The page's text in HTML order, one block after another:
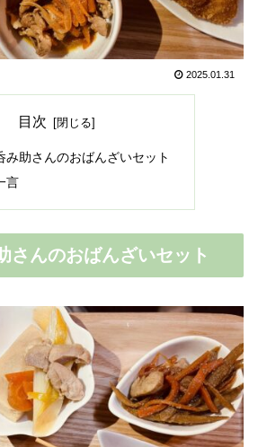
2025.01.31
目次
み助さんのおばんざいセット
言
さんのおばんざいセット